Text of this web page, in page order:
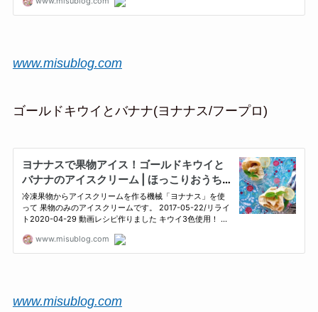
www.misublog.com
ゴールドキウイとバナナ(ヨナナス/フープロ)
www.misublog.com